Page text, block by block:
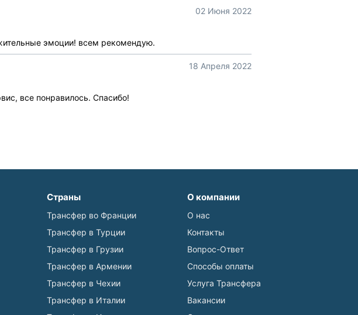
02 Июня 2022
эмоции! всем рекомендую.
18 Апреля 2022
все понравилось. Спасибо!
Страны
Трансфер во Франции
Трансфер в Турции
Трансфер в Грузии
Трансфер в Армении
Трансфер в Чехии
Трансфер в Италии
О компании
О нас
Контакты
Вопрос-Ответ
Способы оплаты
Услуга Трансфера
Вакансии